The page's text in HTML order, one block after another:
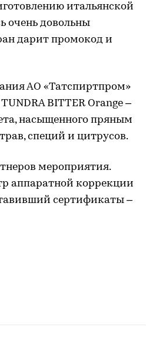
итальянской
очень довольны
дарит промокод и
АО «Татспиртпром»
BITTER Orange –
насыщенного пряным
специй и цитрусов.
мероприятия.
аппаратной коррекции
сертификаты –